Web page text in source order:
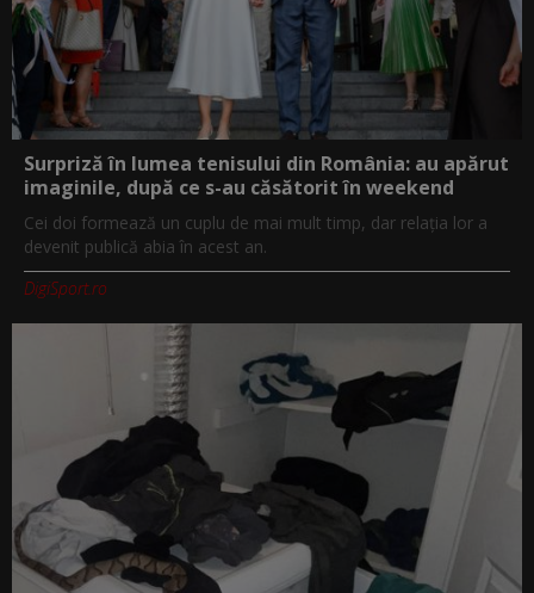
Surpriză în lumea tenisului din România: au apărut
imaginile, după ce s-au căsătorit în weekend
Cei doi formează un cuplu de mai mult timp, dar relația lor a
devenit publică abia în acest an.
DigiSport.ro